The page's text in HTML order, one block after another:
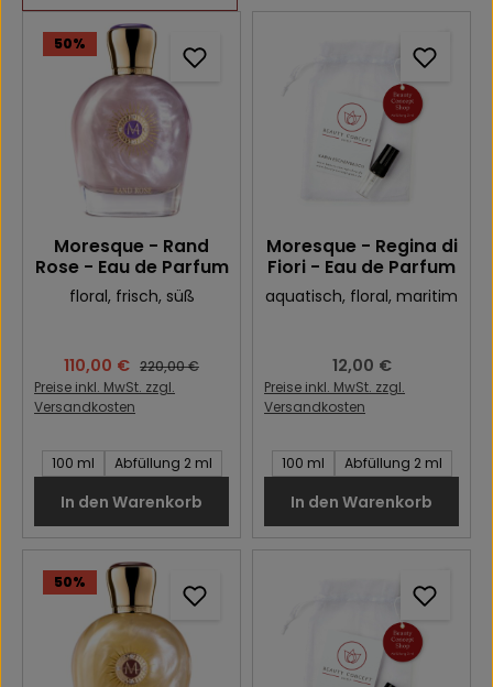
50%
Moresque - Rand
Rose - Eau de Parfum
floral, frisch, süß
Verkaufspreis:
110,00 € Regulärer Preis:
220,00 €
Preise inkl. MwSt. zzgl.
Versandkosten
Inhalt des Artikel:
100 ml Abfüllung 2 ml
In den Warenkorb
Moresque - Regina di
Fiori - Eau de Parfum
aquatisch, floral, maritim
Regulärer Preis:
12,00 €
Preise inkl. MwSt. zzgl.
Versandkosten
Inhalt des Artikel:
100 ml Abfüllung 2 ml
In den Warenkorb
50%